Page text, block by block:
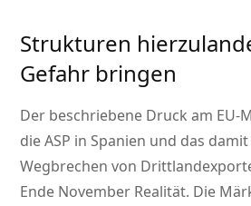
Strukturen
Gefahr bringen
Der beschriebene Druck am EU-
die ASP in Spanien und das
Wegbrechen von
Ende November Realität. Die